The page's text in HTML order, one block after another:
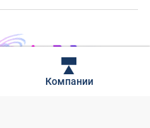
Компании
Все права защищены.